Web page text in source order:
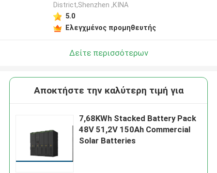
District,Shenzhen ,ΚΙΝΑ
5.0
Ελεγχμένος προμηθευτής
Δείτε περισσότερων
Αποκτήστε την καλύτερη τιμή για
7,68KWh Stacked Battery Pack
48V 51,2V 150Ah Commercial
Solar Batteries